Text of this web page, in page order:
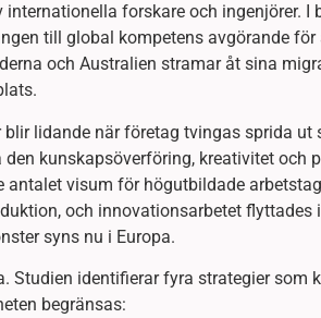
forskare och ingenjörer. I
till global kompetens avgörande
och Australien stramar åt sina
lidande när företag tvingas sprida ut
kunskapsöverföring, kreativitet och
visum för högutbildade
och innovationsarbetet flyttades
syns nu i Europa.
identifierar fyra strategier som
begränsas: